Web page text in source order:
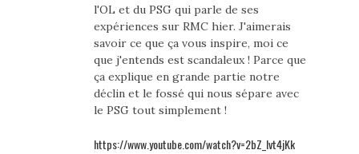
l'OL et du PSG qui parle de ses
expériences sur RMC hier. J'aimerais
savoir ce que ça vous inspire, moi ce
que j'entends est scandaleux ! Parce que
ça explique en grande partie notre
déclin et le fossé qui nous sépare avec
le PSG tout simplement !
https://www.youtube.com/watch?v=2bZ_Ivt4jKk